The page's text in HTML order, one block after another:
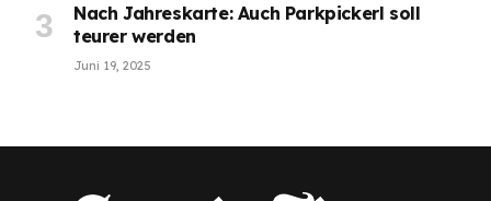
Nach Jahreskarte: Auch Parkpickerl soll
teurer werden
Juni 19, 2025